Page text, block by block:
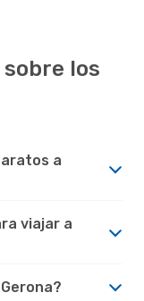
los
a
viajar a